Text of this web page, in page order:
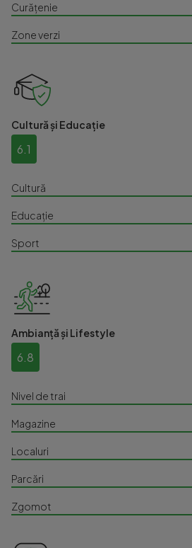
Curățenie
Zone verzi
Cultură și Educație
6.1
Cultură
Educație
Sport
Ambianță și Lifestyle
6.8
Nivel de trai
Magazine
Localuri
Parcări
Zgomot